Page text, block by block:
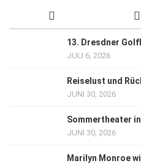
13. Dresdner
JULI 6, 2026
Reiselust und
JUNI 30, 2026
Sommertheater
JUNI 30, 2026
Marilyn Monroe